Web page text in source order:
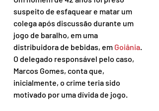
suspeito de esfaquear e matar um
colega após discussão durante um
jogo de baralho, em uma
distribuidora de bebidas, em Goiânia.
O delegado responsável pelo caso,
Marcos Gomes, conta que,
inicialmente, o crime teria sido
motivado por uma dívida de jogo.